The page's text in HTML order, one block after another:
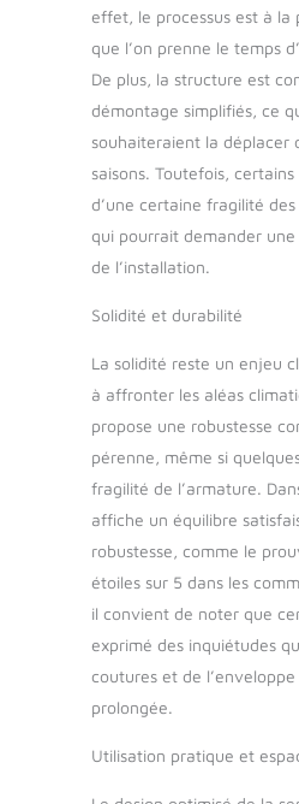
effet, le processus est à
que l’on prenne le temps
De plus, la structure est
démontage simplifiés, ce
souhaiteraient la déplacer
saisons. Toutefois,
d’une certaine fragilité
qui pourrait demander
de l’installation.
Solidité et durabilité
La solidité reste un enjeu
à affronter les aléas
propose une robustesse
pérenne, même si
fragilité de l’armature.
affiche un équilibre
robustesse, comme le
étoiles sur 5 dans les
il convient de noter que
exprimé des inquiétudes
coutures et de
prolongée.
Utilisation pratique et